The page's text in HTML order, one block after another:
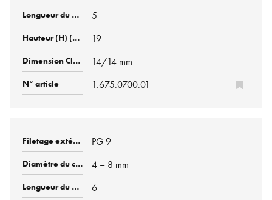
5
19
14/14 mm
1.675.0700.01
PG 9
4 – 8 mm
6